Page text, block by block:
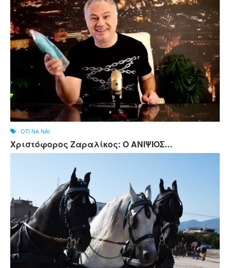
OTI NA NAI
Χριστόφορος Ζαραλίκος: Ο ΑΝΙΨΙΟΣ...